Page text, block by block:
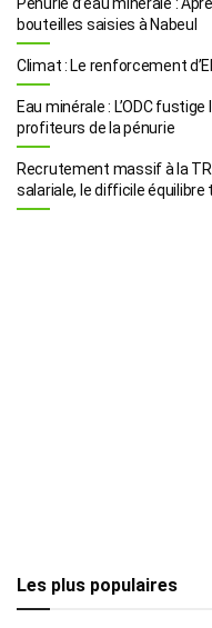
bouteilles saisies à Nabeul
Climat : Le renforcement
Eau minérale : L’ODC
profiteurs de la pénurie
Recrutement massif à la
salariale, le difficile équilibre
Les plus populaires